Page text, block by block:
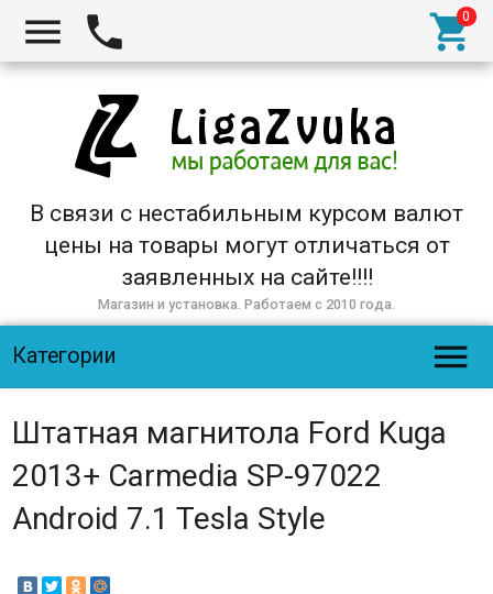
  
В связи с нестабильным курсом валют
цены на товары могут отличаться от
заявленных на сайте!!!!
Магазин и установка. Работаем с 2010 года.
Категории 
Штатная магнитола Ford Kuga
2013+ Carmedia SP-97022
Android 7.1 Tesla Style